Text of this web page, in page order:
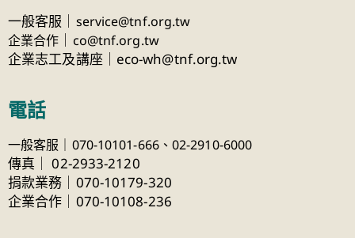
一般客服｜ service@tnf.org.tw
企業合作 ｜ co@tnf.org.tw
企業志工及講座｜eco-wh@tnf.org.tw
電話
一般客服｜070-10101-666、 02-2910-6000
傳真 ｜ 02-2933-2120
捐款業務｜070-10179-320
企業合作｜070-10108-236